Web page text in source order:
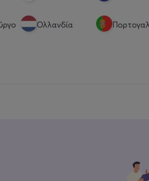
Ολλανδία